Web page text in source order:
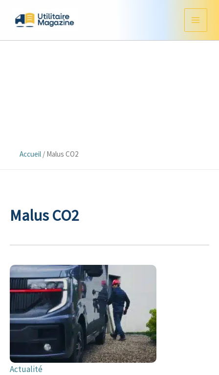
Accueil / Malus CO2
Malus CO2
Actualité